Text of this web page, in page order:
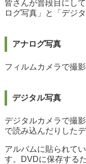
皆さんが普段目にし
ログ写真」と「デジ
アナログ写真
フィルムカメラで撮
デジタル写真
デジタルカメラで撮
で読み込んだりした
アルバムに貼られて
す。DVDに保存する